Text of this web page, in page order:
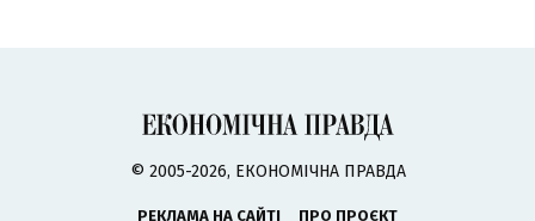
© 2005-2026, ЕКОНОМІЧНА ПРАВДА
РЕКЛАМА НА САЙТІ
ПРО ПРОЄКТ